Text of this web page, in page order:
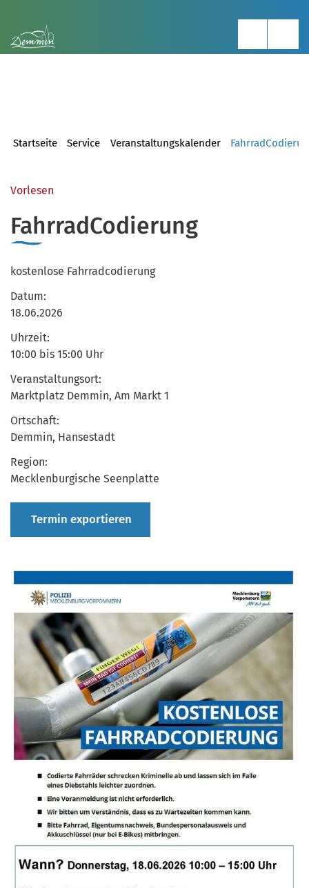
Startseite Service Veranstaltungskalender
Vorlesen
FahrradCodierung
kostenlose Fahrradcodierung
Datum:
18.06.2026
Uhrzeit:
10:00 bis 15:00 Uhr
Veranstaltungsort:
Marktplatz Demmin, Am Markt 1
Ortschaft:
Demmin, Hansestadt
Region:
Mecklenburgische Seenplatte
Termin exportieren